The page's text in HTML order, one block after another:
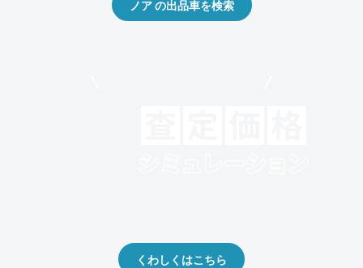
ノア の出品車を検索
くわしくはこちら